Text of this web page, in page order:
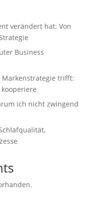
verändert hat: Von
Business
Markenstrategie trifft:
ich nicht zwingend